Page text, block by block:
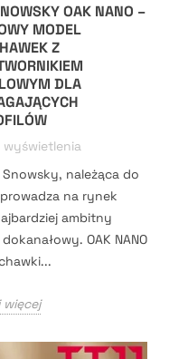
OAK NANO –
MODEL
Z
DLA
wyświetlenia
Snowsky, należąca do
na rynek
ambitny
OAK NANO
więcej